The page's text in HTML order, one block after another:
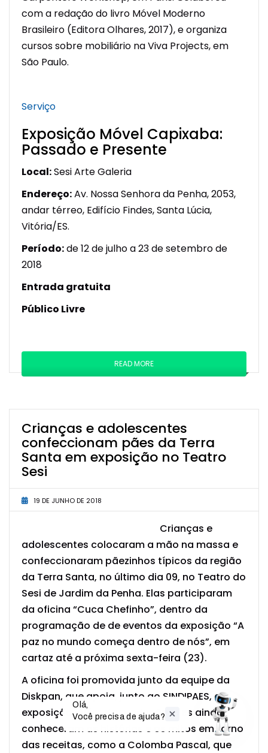
com a redação do livro Móvel Moderno
Brasileiro (Editora Olhares, 2017), e organiza
cursos sobre mobiliário na Viva Projects, em
São Paulo.
Serviço
Exposição Móvel Capixaba:
Passado e Presente
Local:Sesi Arte Galeria
Endereço:Av. Nossa Senhora da Penha, 2053,
andar térreo, Edifício Findes, Santa Lúcia,
Vitória/ES.
Período:de 12 de julho a 23 de setembro de
2018
Entrada gratuita
Público Livre
READ MORE
Crianças e adolescentes
confeccionam pães da Terra
Santa em exposição no Teatro
Sesi
19 DE JUNHO DE 2018
Crianças e
adolescentes colocaram a mão na massa e
confeccionaram pãezinhos típicos da região
da Terra Santa, no último dia 09, no Teatro do
Sesi de Jardim da Penha. Elas participaram
da oficina “Cuca Chefinho”, dentro da
programação de de eventos da exposição “A
paz no mundo começa dentro de nós”, em
cartaz até a próxima sexta-feira (23).
A oficina foi promovida junto da equipe da
Diskpan, que apoia, junto ao SINDIPAES, a
exposição. Além da produção, eles ainda
conheceram as histórias e os mitos em torno
das receitas, como a Colomba Pascal, que
Olá,
Você precisa de ajuda?